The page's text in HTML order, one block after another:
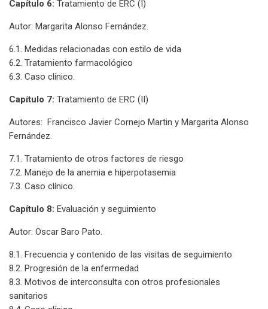
Capítulo 6: Tratamiento de ERC (I)
Autor: Margarita Alonso Fernández.
6.1. Medidas relacionadas con estilo de vida
6.2. Tratamiento farmacológico
6.3. Caso clínico.
Capítulo 7: Tratamiento de ERC (II)
Autores: Francisco Javier Cornejo Martin y Margarita Alonso
Fernández.
7.1. Tratamiento de otros factores de riesgo
7.2. Manejo de la anemia e hiperpotasemia
7.3. Caso clínico.
Capítulo 8: Evaluación y seguimiento
Autor: Oscar Baro Pato.
8.1. Frecuencia y contenido de las visitas de seguimiento
8.2. Progresión de la enfermedad
8.3. Motivos de interconsulta con otros profesionales
sanitarios